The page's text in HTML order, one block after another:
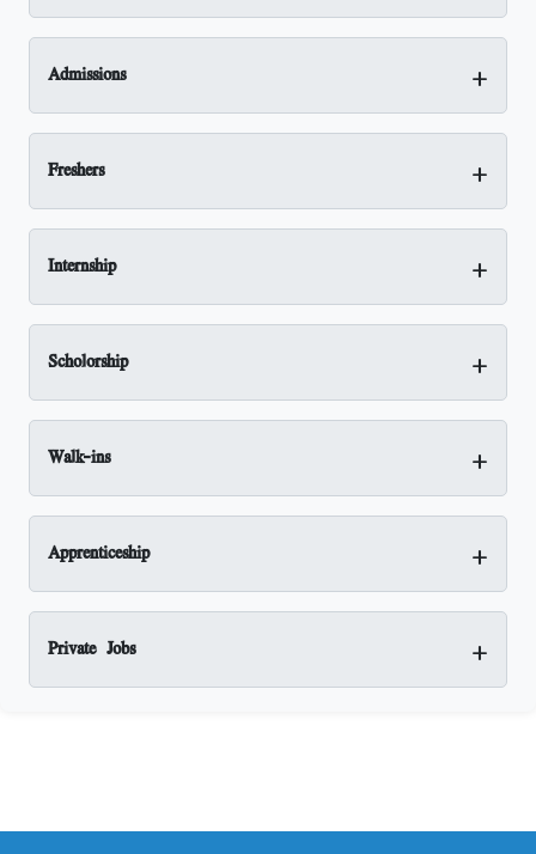
Admissions +
Freshers +
Internship +
Scholorship +
Walk-ins +
Apprenticeship +
Private Jobs +